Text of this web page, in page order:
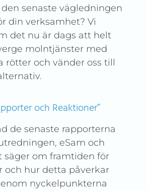
senaste vägledningen
din verksamhet? Vi
det nu är dags att helt
molntjänster med
rötter och vänder oss till
och Reaktioner”
de senaste rapporterna
eSam och
säger om framtiden för
och hur detta påverkar
nyckelpunkterna